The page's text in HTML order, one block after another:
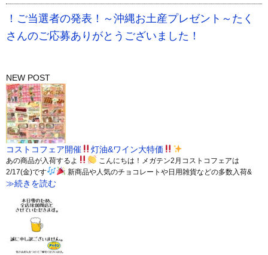
！ご当選者の発表！～沖縄お土産プレゼント～たく
さんのご応募ありがとうございました！
NEW POST
コストコフェア開催 灯油&ワイン大特価
あの商品が入荷するよ
こんにちは！メガテン2月コストコフェアは
2/17(金)です
新商品や人気のチョコレートや日用雑貨などの多数入荷&
≫続きを読む